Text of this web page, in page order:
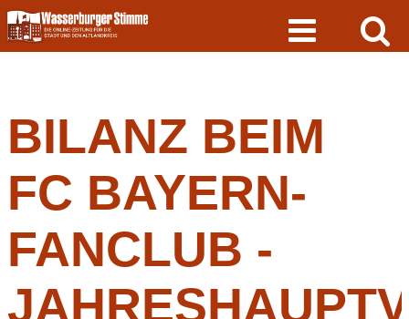
Skip
to
content
BILANZ BEIM
FC BAYERN-
FANCLUB -